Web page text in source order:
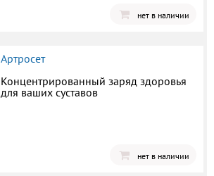
нет в наличии
Артросет
Концентрированный заряд здоровья
для ваших суставов
нет в наличии